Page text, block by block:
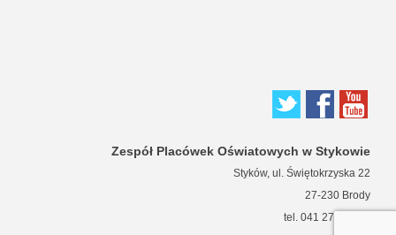
Zespół Placówek Oświatowych w Stykowie
Styków, ul. Świętokrzyska 22
27-230 Brody
tel. 041 271 63 66